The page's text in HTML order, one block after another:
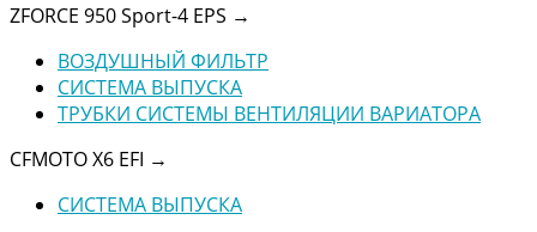
ZFORCE 950 Sport-4 EPS →
ВОЗДУШНЫЙ ФИЛЬТР
СИСТЕМА ВЫПУСКА
ТРУБКИ СИСТЕМЫ ВЕНТИЛЯЦИИ ВАРИАТОРА
CFMOTO X6 EFI →
СИСТЕМА ВЫПУСКА